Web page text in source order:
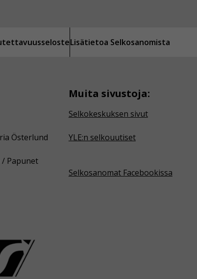
Lisätietoa Selkosanomista
Österlund
Papunet
Muita sivustoja:
Selkokeskuksen sivut
YLE:n selkouutiset
Selkosanomat Facebookissa